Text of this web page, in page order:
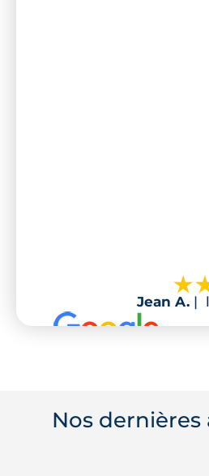
Jean A. |
Nos